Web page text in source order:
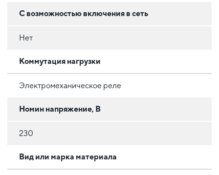
C возможностью включения в сеть
Нет
Коммутация нагрузки
Электромеханическое реле
Номин напряжение, В
230
Вид или марка материала